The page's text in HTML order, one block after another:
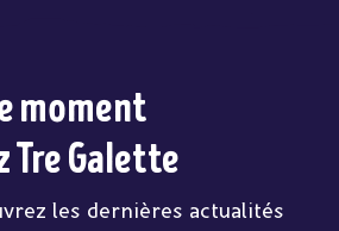
moment
Tre Galette
les dernières actualités